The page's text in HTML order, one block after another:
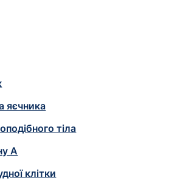
яєчника
тіла
А
клітки